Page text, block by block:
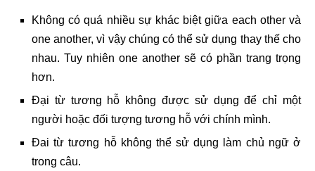
Không có quá nhiều sự khác biệt giữa each other và
one another, vì vậy chúng có thể sử dụng thay thế cho
nhau. Tuy nhiên one another sẽ có phần trang trọng
hơn.
Đại từ tương hỗ không được sử dụng để chỉ một
người hoặc đối tượng tương hỗ với chính mình.
Đai từ tương hỗ không thể sử dụng làm chủ ngữ ở
trong câu.